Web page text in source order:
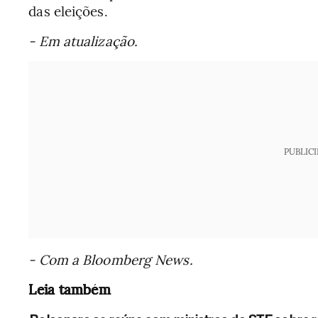
das eleições.
- Em atualização.
- Com a Bloomberg News.
Leia também